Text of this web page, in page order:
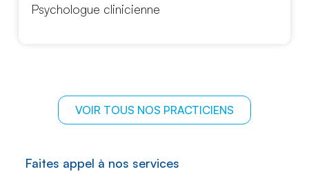
clinicienne
VOIR TOUS NOS PRACTICIENS
Faites appel à nos services